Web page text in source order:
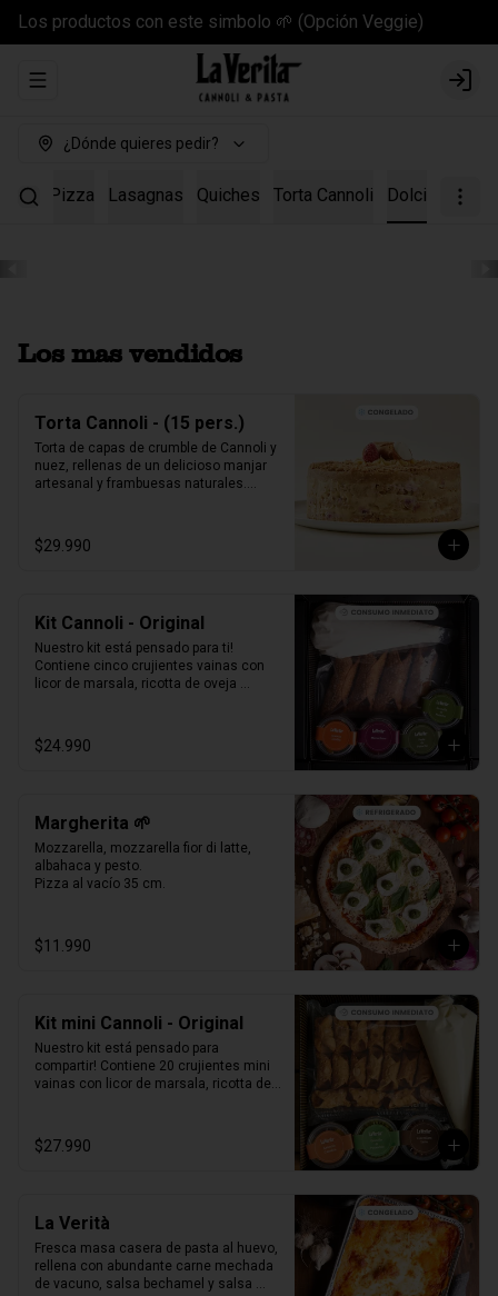
Los productos con este simbolo 🌱 (Opción Veggie)
Abrir menu de navegación Login
¿Dónde quieres pedir?
Pizza Lasagnas Quiches Torta Cannoli Dolci
Los mas vendidos
Torta Cannoli - (15 pers.)
Torta de capas de crumble de Cannoli y
nuez, rellenas de un delicioso manjar
artesanal y frambuesas naturales.
$29.990
Kit Cannoli - Original
Nuestro kit está pensado para ti!
Contiene cinco crujientes vainas con
licor de marsala, ricotta de oveja
pistacho y una exquisita crema de
pistacho.
$24.990
Margherita 🌱
Mozzarella, mozzarella fior di latte,
albahaca y pesto.
Pizza al vacío 35 cm.
$11.990
Kit mini Cannoli - Original
Nuestro kit está pensado para
compartir! Contiene 20 crujientes mini
vainas con licor de marsala, ricotta de
marrasquino, pistacho y una exquisita
crema de pistacho.
$27.990
La Verità
Fresca masa casera de pasta al huevo,
rellena con abundante carne mechada
de vacuno, salsa bechamel y salsa